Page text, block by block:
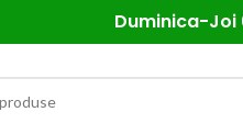
Duminica-Joi